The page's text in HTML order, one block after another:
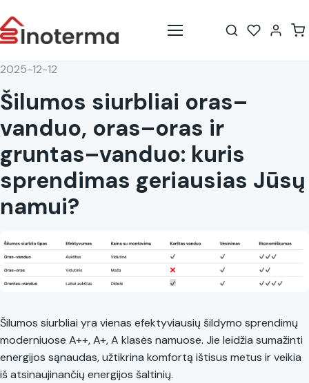
Meniu
2025-12-12
Šilumos siurbliai oras–
vanduo, oras–oras ir
gruntas–vanduo: kuris
sprendimas geriausias Jūsų
namui?
Šilumos siurbliai yra vienas efektyviausių šildymo sprendimų
moderniuose A++, A+, A klasės namuose. Jie leidžia sumažinti
energijos sąnaudas, užtikrina komfortą ištisus metus ir veikia
iš atsinaujinančių energijos šaltinių.